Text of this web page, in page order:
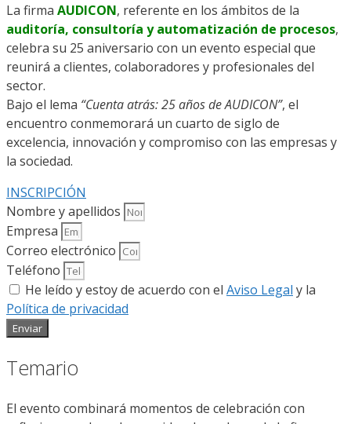
La firma AUDICON, referente en los ámbitos de la
auditoría, consultoría y automatización de procesos,
celebra su 25 aniversario con un evento especial que
reunirá a clientes, colaboradores y profesionales del
sector.
Bajo el lema “Cuenta atrás: 25 años de AUDICON”, el
encuentro conmemorará un cuarto de siglo de
excelencia, innovación y compromiso con las empresas y
la sociedad.
INSCRIPCIÓN
Nombre y apellidos
Empresa
Correo electrónico
Teléfono
He leído y estoy de acuerdo con el Aviso Legal y la
Política de privacidad
Enviar
Temario
El evento combinará momentos de celebración con